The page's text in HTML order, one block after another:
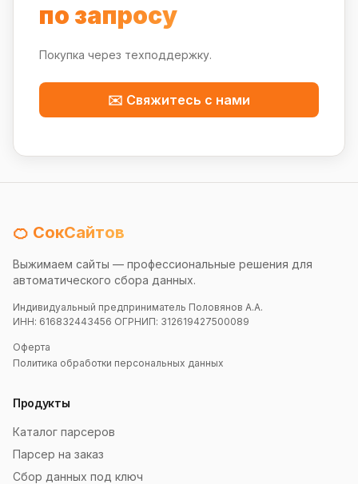
по запросу
Покупка через техподдержку.
✉️ Свяжитесь с нами
🍊 СокСайтов
Выжимаем сайты — профессиональные решения для
автоматического сбора данных.
Индивидуальный предприниматель Половянов А.А.
ИНН: 616832443456 ОГРНИП: 312619427500089
Оферта
Политика обработки персональных данных
Продукты
Каталог парсеров
Парсер на заказ
Сбор данных под ключ